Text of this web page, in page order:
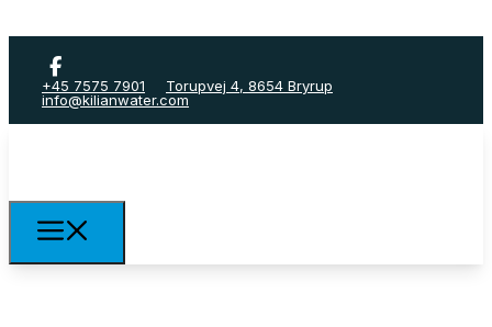
+45 7575 7901
Torupvej 4, 8654 Bryrup
info@kilianwater.com